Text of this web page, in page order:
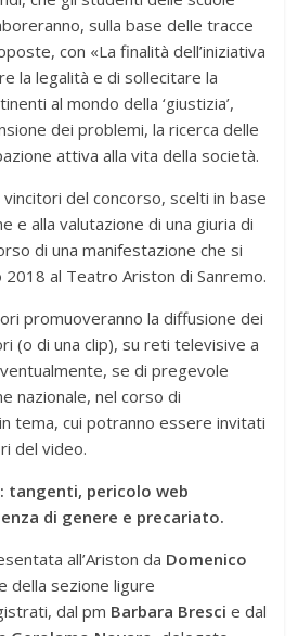
sulla base delle tracce
con «La finalità dell’iniziativa
la legalità e di sollecitare la
al mondo della ‘giustizia’,
dei problemi, la ricerca delle
attiva alla vita della società.
del concorso, scelti in base
e alla valutazione di una giuria di
di una manifestazione che si
al Teatro Ariston di Sanremo.
promuoveranno la diffusione dei
(o di una clip), su reti televisive a
se di pregevole
nazionale, nel corso di
tema, cui potranno essere invitati
del video.
tangenti, pericolo web
di genere e precariato.
all’Ariston da Domenico
della sezione ligure
dal pm Barbara Brescie dal